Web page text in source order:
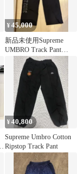
¥45,000
新品未使用Supreme
UMBRO Track Pant
Black Sサイズ
¥40,800
Supreme Umbro Cotton
Ripstop Track Pant